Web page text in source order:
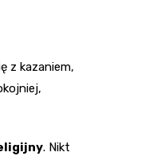
z kazaniem,
. Nikt